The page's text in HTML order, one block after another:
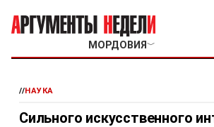
МОРДОВИЯ ﹀
//НАУКА
Сильного искусственного